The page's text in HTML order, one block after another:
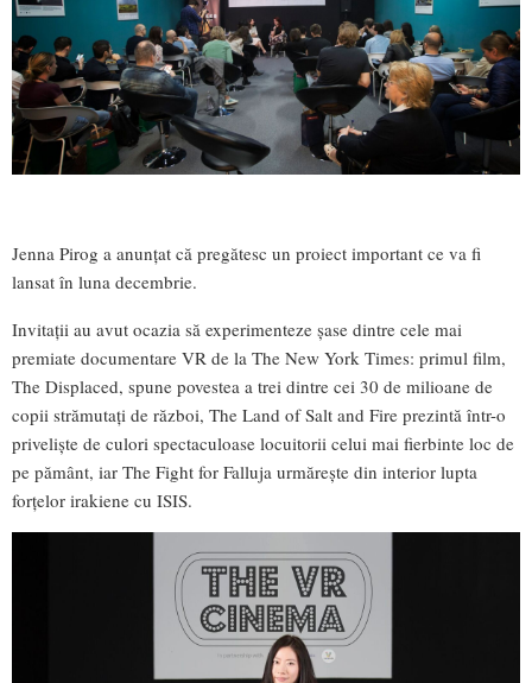
Jenna Pirog a anunțat că pregătesc un proiect important ce va fi
lansat în luna decembrie.
Invitații au avut ocazia să experimenteze șase dintre cele mai
premiate documentare VR de la The New York Times: primul film,
The Displaced, spune povestea a trei dintre cei 30 de milioane de
copii strămutați de război, The Land of Salt and Fire prezintă într-o
priveliște de culori spectaculoase locuitorii celui mai fierbinte loc de
pe pământ, iar The Fight for Falluja urmărește din interior lupta
forțelor irakiene cu ISIS.